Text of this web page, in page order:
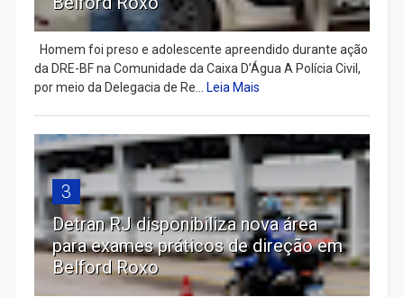
Homem foi preso e adolescente apreendido durante ação
da DRE-BF na Comunidade da Caixa D’Água A Polícia Civil,
por meio da Delegacia de Re...
Leia Mais
3
Detran RJ disponibiliza nova área
para exames práticos de direção em
Belford Roxo